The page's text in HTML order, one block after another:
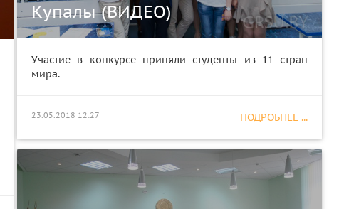
Купалы (ВИДЕО)
Участие в конкурсе приняли студенты из 11 стран
мира.
ПОДРОБНЕЕ ...
23.05.2018 12:27